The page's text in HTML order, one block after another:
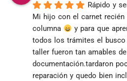
Rápido y
Mi hijo con el carnet recién
columna
y para que
todos los trámites el
taller fueron tan amables
documentación.tardaron
reparación y quedo bien